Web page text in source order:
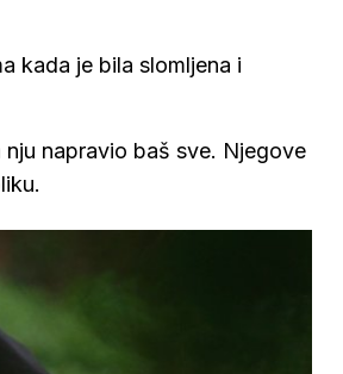
kada je bila slomljena i
napravio baš sve. Njegove